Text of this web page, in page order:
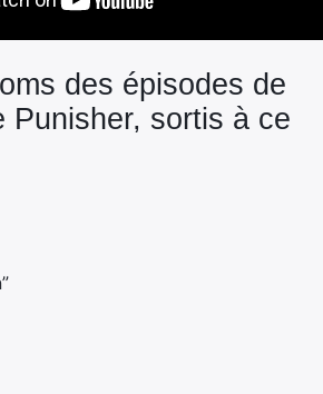
des épisodes de
Punisher, sortis à ce